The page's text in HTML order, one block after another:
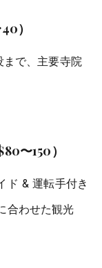
）
で、主要寺院
〜150）
ド & 運転手付き
合わせた観光